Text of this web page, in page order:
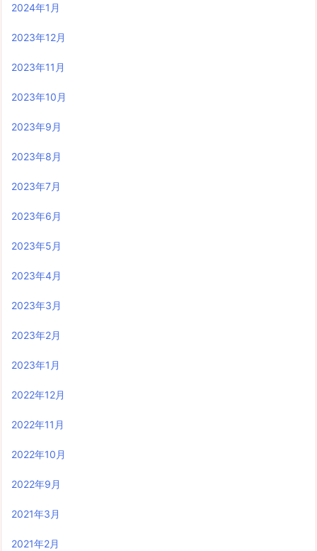
2024年1月
2023年12月
2023年11月
2023年10月
2023年9月
2023年8月
2023年7月
2023年6月
2023年5月
2023年4月
2023年3月
2023年2月
2023年1月
2022年12月
2022年11月
2022年10月
2022年9月
2021年3月
2021年2月